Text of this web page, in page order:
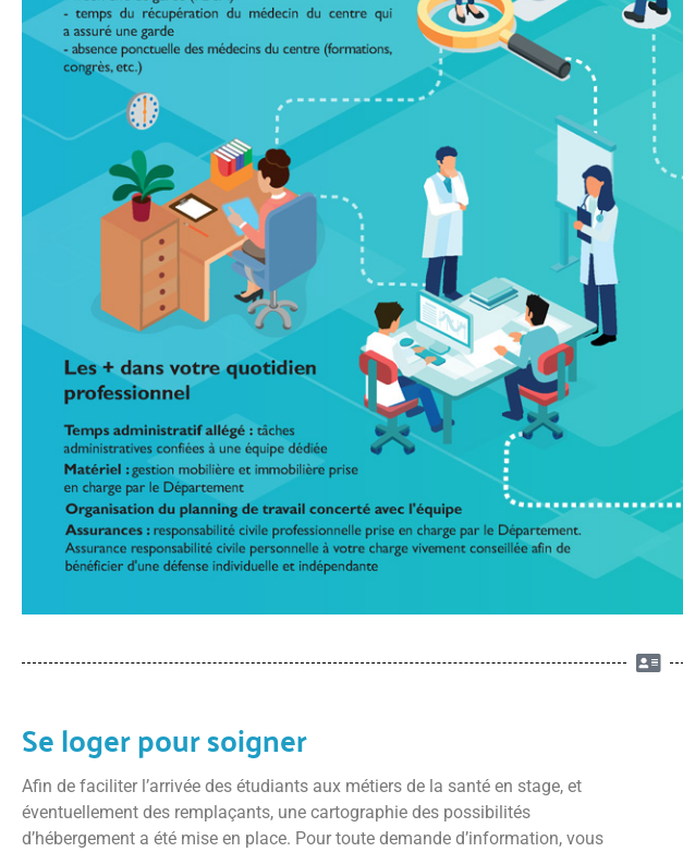
Se loger pour soigner
Afin de faciliter l’arrivée des étudiants aux métiers de la santé en stage, et
éventuellement des remplaçants, une cartographie des possibilités
d’hébergement a été mise en place. Pour toute demande d’information, vous